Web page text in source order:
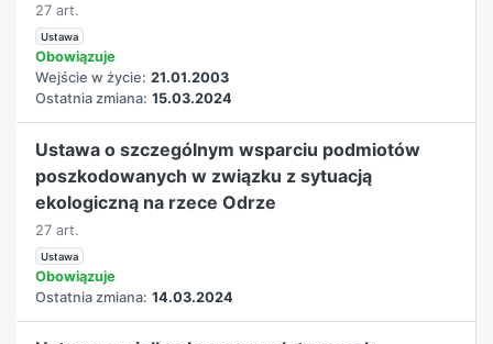
27 art.
Ustawa
Obowiązuje
Wejście w życie: 21.01.2003
Ostatnia zmiana: 15.03.2024
Ustawa o szczególnym wsparciu podmiotów
poszkodowanych w związku z sytuacją
ekologiczną na rzece Odrze
27 art.
Ustawa
Obowiązuje
Ostatnia zmiana: 14.03.2024